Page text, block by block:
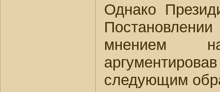
Однако
мнением
следующим